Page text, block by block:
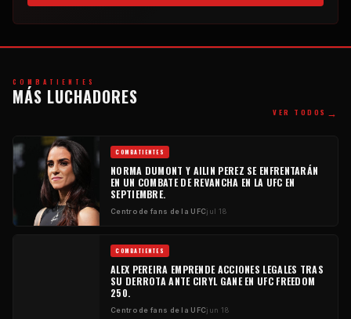
COMBATIENTES
MÁS LUCHADORES
VER TODOS →
COMBATIENTES
NORMA DUMONT Y AILIN PEREZ SE ENFRENTARÁN
EN UN COMBATE DE REVANCHA EN LA UFC EN
SEPTIEMBRE.
Centro de fans de la UFCjul 18
COMBATIENTES
ALEX PEREIRA EMPRENDE ACCIONES LEGALES TRAS
SU DERROTA ANTE CIRYL GANE EN UFC FREEDOM
250.
Centro de fans de la UFCjun 18